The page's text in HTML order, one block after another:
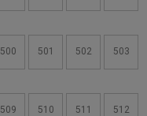
500 501 502 503
509 510 511 512